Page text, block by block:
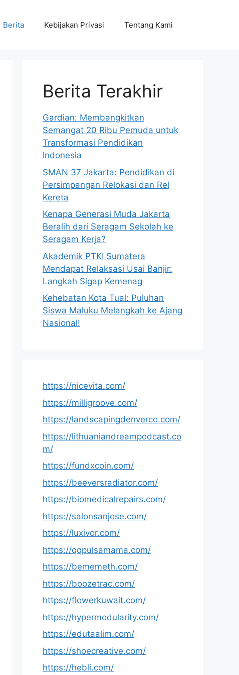
Berita Kebijakan Privasi Tentang Kami
Berita Terakhir
Gardian: Membangkitkan
Semangat 20 Ribu Pemuda untuk
Transformasi Pendidikan
Indonesia
SMAN 37 Jakarta: Pendidikan di
Persimpangan Relokasi dan Rel
Kereta
Kenapa Generasi Muda Jakarta
Beralih dari Seragam Sekolah ke
Seragam Kerja?
Akademik PTKI Sumatera
Mendapat Relaksasi Usai Banjir:
Langkah Sigap Kemenag
Kehebatan Kota Tual: Puluhan
Siswa Maluku Melangkah ke Ajang
Nasional!
https://nicevita.com/
https://milligroove.com/
https://landscapingdenverco.com/
https://lithuaniandreampodcast.co
m/
https://fundxcoin.com/
https://beeversradiator.com/
https://biomedicalrepairs.com/
https://salonsanjose.com/
https://luxivor.com/
https://qqpulsamama.com/
https://bememeth.com/
https://boozetrac.com/
https://flowerkuwait.com/
https://hypermodularity.com/
https://edutaalim.com/
https://shoecreative.com/
https://hebli.com/